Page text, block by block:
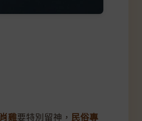
雞要特別留神， 民俗專